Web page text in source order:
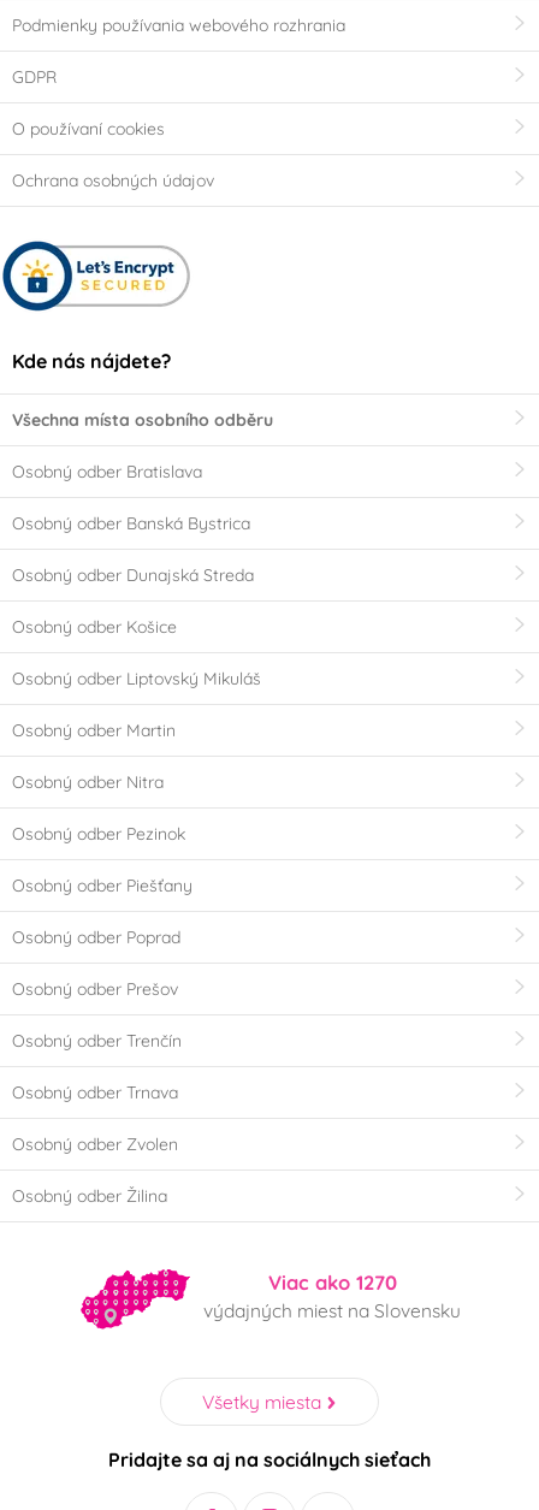
Podmienky používania webového rozhrania
GDPR
O používaní cookies
Ochrana osobných údajov
Kde nás nájdete?
Všechna místa osobního odběru
Osobný odber Bratislava
Osobný odber Banská Bystrica
Osobný odber Dunajská Streda
Osobný odber Košice
Osobný odber Liptovský Mikuláš
Osobný odber Martin
Osobný odber Nitra
Osobný odber Pezinok
Osobný odber Piešťany
Osobný odber Poprad
Osobný odber Prešov
Osobný odber Trenčín
Osobný odber Trnava
Osobný odber Zvolen
Osobný odber Žilina
Viac ako 1270
výdajných miest na Slovensku
Všetky miesta
Pridajte sa aj na sociálnych sieťach